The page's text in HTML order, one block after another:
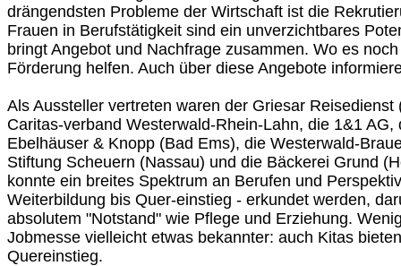
drängendsten Probleme der Wirtschaft ist die
Frauen in Berufstätigkeit sind ein unverzichtbares
bringt Angebot und Nachfrage zusammen. Wo es
Förderung helfen. Auch über diese Angebote
Als Aussteller vertreten waren der Griesar Reisedienst
Caritas-verband Westerwald-Rhein-Lahn, die 1&1 AG,
Ebelhäuser & Knopp (Bad Ems), die Westerwald-
Stiftung Scheuern (Nassau) und die Bäckerei Grund
konnte ein breites Spektrum an Berufen und
Weiterbildung bis Quer-einstieg - erkundet werden,
absolutem "Notstand" wie Pflege und Erziehung.
Jobmesse vielleicht etwas bekannter: auch Kitas
Quereinstieg.